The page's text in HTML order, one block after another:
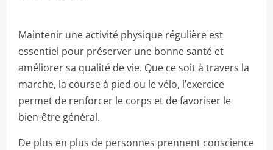
Maintenir une activité physique régulière est
essentiel pour préserver une bonne santé et
améliorer sa qualité de vie. Que ce soit à travers la
marche, la course à pied ou le vélo, l’exercice
permet de renforcer le corps et de favoriser le
bien-être général.
De plus en plus de personnes prennent conscience